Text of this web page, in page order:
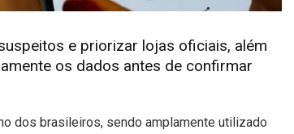
e priorizar lojas oficiais, além
os dados antes de confirmar
dos brasileiros, sendo amplamente utilizado